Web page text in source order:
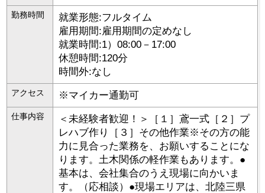
勤務時間
就業形態:フルタイム
雇用期間:雇用期間の定めなし
就業時間:1）08:00－17:00
休憩時間:120分
時間外:なし
アクセス ※マイカー通勤可
仕事内容
＜未経験者歓迎！＞［１］鳶一式［２］プ
レハブ作り［３］その他作業※その方の能
力に見合った業務を、お願いすることにな
ります。土木関係の軽作業もあります。●
基本は、会社集合のうえ現場に向かいま
す。（応相談）●現場エリアは、北陸三県